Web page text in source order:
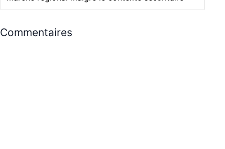
Commentaires